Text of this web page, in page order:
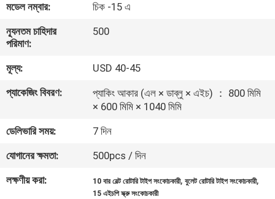
কারখানা
পরিদর্শন
গুণমান
নিয়ন্ত্রণ
আমাদের
সাথে
যোগাযোগ
মডেল নম্বার:
চিক -15 এ
ন্যূনতম চাহিদার
পরিমাণ:
500
মূল্য:
USD 40-45
প্যাকেজিং বিবরণ:
প্যাকিং আকার (এল × ডাব্লু × এইচ) ： 800 মিমি
× 600 মিমি × 1040 মিমি
ডেলিভারি সময়:
7 দিন
যোগানের ক্ষমতা:
500pcs / দিন
লক্ষণীয় করা:
10 বার বেল্ট রোটারি টাইপ সংকোচকারী,বুলেট রোটারি টাইপ সংকোচকারী,
15 এইচপি স্ক্রু সংকোচকারী